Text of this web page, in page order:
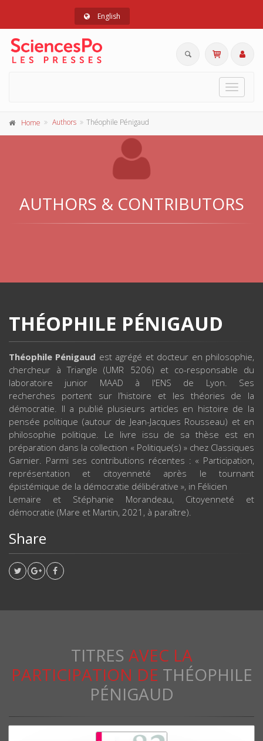
English
Toggle
Home Authors Théophile Pénigaud
AUTHORS & CONTRIBUTORS
THÉOPHILE PÉNIGAUD
Théophile Pénigaud est agrégé et docteur en philosophie,
chercheur à Triangle (UMR 5206) et co-responsable du
laboratoire junior MAAD à l'ENS de Lyon. Ses
recherches portent sur l’histoire et les théories de la
démocratie. Il a publié plusieurs articles en histoire de la
pensée politique (autour de Jean-Jacques Rousseau) et en
philosophie politique. Le livre issu de sa thèse est en
préparation dans la collection « Politique(s) » chez Classiques
Garnier. Parmi ses contributions récentes : « Participation,
représentation et citoyenneté après le tournant
épistémique de la démocratie délibérative », in Félicien
Lemaire et Stéphanie Morandeau, Citoyenneté et
démocratie (Mare et Martin, 2021, à paraître).
Share
TITRES AVEC LA
PARTICIPATION DE THÉOPHILE
PÉNIGAUD